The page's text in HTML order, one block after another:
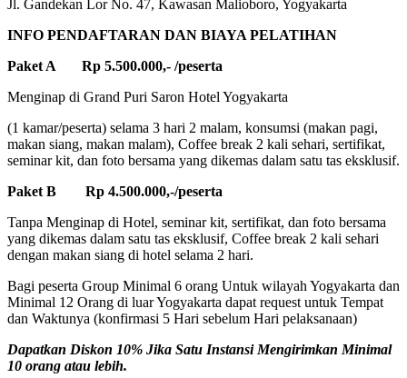
Jl. Gandekan Lor No. 47, Kawasan Malioboro, Yogyakarta
INFO PENDAFTARAN DAN BIAYA PELATIHAN
Paket A Rp 5.500.000,- /peserta
Menginap di Grand Puri Saron Hotel Yogyakarta
(1 kamar/peserta) selama 3 hari 2 malam, konsumsi (makan pagi,
makan siang, makan malam), Coffee break 2 kali sehari, sertifikat,
seminar kit, dan foto bersama yang dikemas dalam satu tas eksklusif.
Paket B Rp 4.500.000,-/peserta
Tanpa Menginap di Hotel, seminar kit, sertifikat, dan foto bersama
yang dikemas dalam satu tas eksklusif, Coffee break 2 kali sehari
dengan makan siang di hotel selama 2 hari.
Bagi peserta Group Minimal 6 orang Untuk wilayah Yogyakarta dan
Minimal 12 Orang di luar Yogyakarta dapat request untuk Tempat
dan Waktunya (konfirmasi 5 Hari sebelum Hari pelaksanaan)
Dapatkan Diskon 10% Jika Satu Instansi Mengirimkan Minimal
10 orang atau lebih.